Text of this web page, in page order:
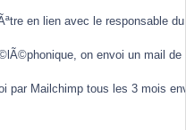
en lien avec le responsable
on envoi un mail de
par Mailchimp tous les 3 mois